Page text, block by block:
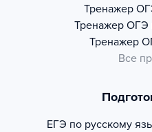
Тренажер
Тренажер ОГЭ
Тренажер
Все
ЕГЭ по русскому